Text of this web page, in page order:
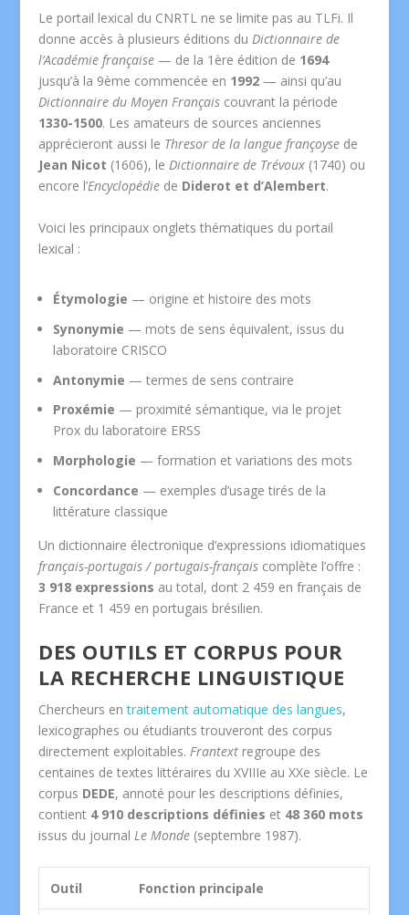
Le portail lexical du CNRTL ne se limite pas au TLFi. Il
donne accès à plusieurs éditions duDictionnaire de
l’Académie française — de la 1ère édition de 1694
jusqu’à la 9ème commencée en 1992 — ainsi qu’au
Dictionnaire du Moyen Français couvrant la période
1330-1500. Les amateurs de sources anciennes
apprécieront aussi le Thresor de la langue françoyse de
Jean Nicot (1606), leDictionnaire de Trévoux (1740) ou
encore l’Encyclopédie de Diderot et d’Alembert.
Voici les principaux onglets thématiques du portail
lexical :
Étymologie — origine et histoire des mots
Synonymie — mots de sens équivalent, issus du
laboratoire CRISCO
Antonymie — termes de sens contraire
Proxémie — proximité sémantique, via le projet
Prox du laboratoire ERSS
Morphologie — formation et variations des mots
Concordance — exemples d’usage tirés de la
littérature classique
Un dictionnaire électronique d’expressions idiomatiques
français-portugais / portugais-français complète l’offre :
3 918 expressions au total, dont 2 459 en français de
France et 1 459 en portugais brésilien.
DES OUTILS ET CORPUS POUR
LA RECHERCHE LINGUISTIQUE
Chercheurs entraitement automatique des langues,
lexicographes ou étudiants trouveront des corpus
directement exploitables.Frantext regroupe des
centaines de textes littéraires du XVIIIe au XXe siècle. Le
corpus DEDE, annoté pour les descriptions définies,
contient 4 910 descriptions définies et 48 360 mots
issus du journalLe Monde (septembre 1987).
Outil Fonction principale